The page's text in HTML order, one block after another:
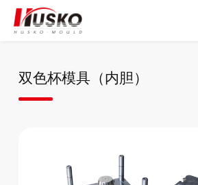
双色杯模具（内胆）